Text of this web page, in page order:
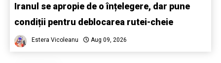
Iranul se apropie de o înțelegere, dar pune
condiții pentru deblocarea rutei-cheie
Estera Vicoleanu Aug 09, 2026